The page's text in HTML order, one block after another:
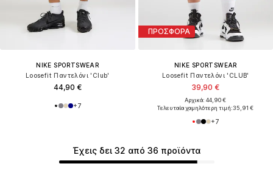
NIKE SPORTSWEAR
Loosefit Παντελόνι 'Club'
44,90 €
+7
ΠΡΟΣΦΟΡΑ
NIKE SPORTSWEAR
Loosefit Παντελόνι 'CLUB'
39,90 €
Αρχικά: 44,90 €
Τελευταία χαμηλότερη τιμή:35,91 €
+7
Έχεις δει 32 από 36 προϊόντα